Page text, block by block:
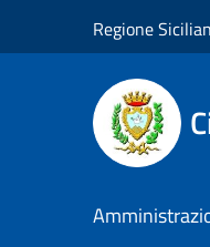
Regione